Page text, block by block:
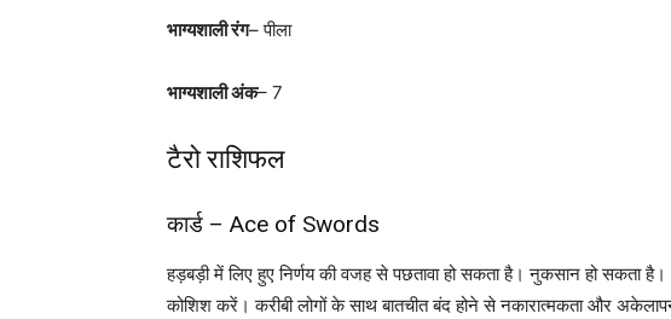
भाग्यशाली रंग– पीला
भाग्यशाली अंक– 7
टैरो राशिफल
कार्ड – Ace of Swords
हड़बड़ी में लिए हुए निर्णय की वजह से पछतावा हो सकता है। नुकसान हो
कोशिश करें। करीबी लोगों के साथ बातचीत बंद होने से नकारात्मकता और